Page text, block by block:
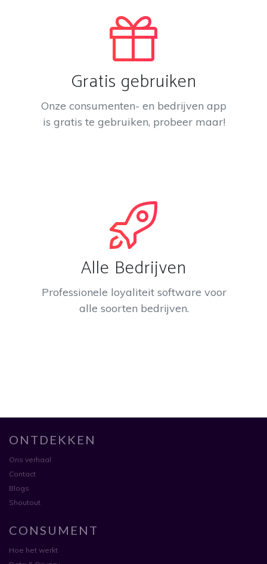
Gratis gebruiken
Onze consumenten- en bedrijven app
is gratis te gebruiken, probeer maar!
Alle Bedrijven
Professionele loyaliteit software voor
alle soorten bedrijven.
ONTDEKKEN
Ons verhaal
Contact
Blogs
Shoutout
CONSUMENT
Hoe het werkt